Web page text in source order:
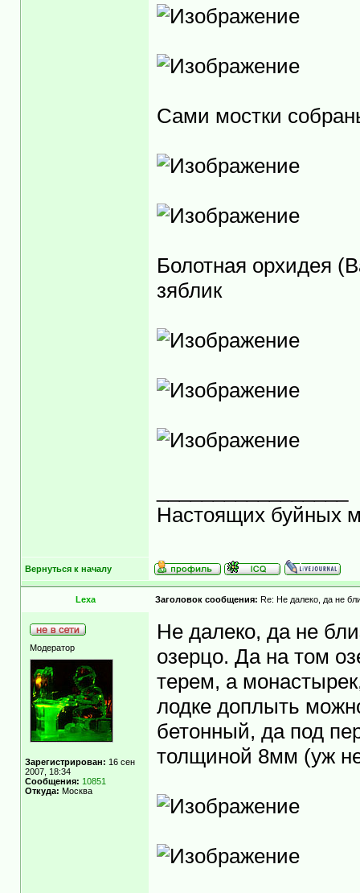
Сами мостки
Болотная орхидея
зяблик
Настоящих буйных
Вернуться к началу
Lexa Заголовок сообщения: Re: Не далеко, да не
Модератор
Зарегистрирован: 16 сен
2007, 18:34
Сообщения: 10851
Откуда: Москва
Не далеко, да не
озерцо. Да на том
не терем, а
туда на лодке
мост есть,
железной полосы
порезана?).